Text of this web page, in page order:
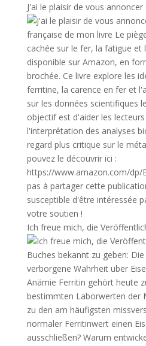
J'ai le plaisir de vous
Ich freue mich, die